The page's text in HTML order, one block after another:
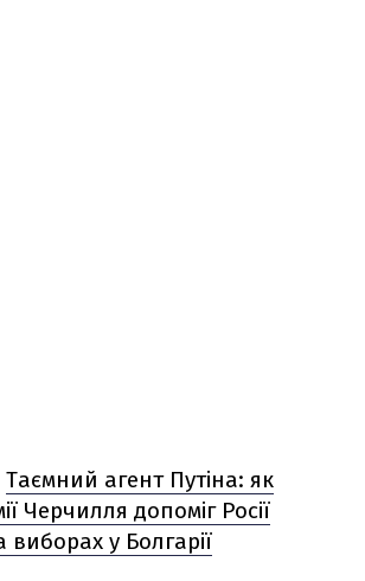
Таємний агент Путіна: як
Черчилля допоміг Росії
виборах у Болгарії